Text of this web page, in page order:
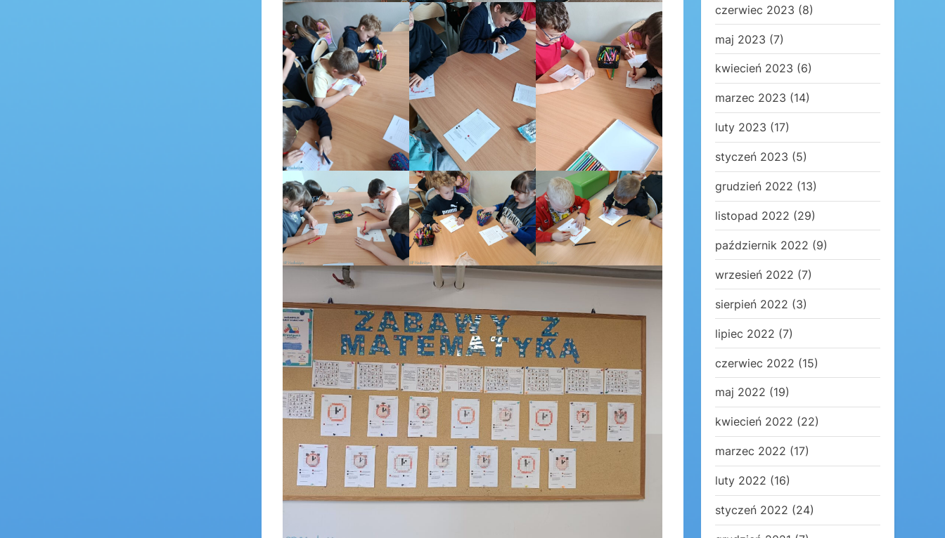
czerwiec 2023 (8)
maj 2023 (7)
kwiecień 2023 (6)
marzec 2023 (14)
luty 2023 (17)
styczeń 2023 (5)
grudzień 2022 (13)
listopad 2022 (29)
październik 2022 (9)
wrzesień 2022 (7)
sierpień 2022 (3)
lipiec 2022 (7)
czerwiec 2022 (15)
maj 2022 (19)
kwiecień 2022 (22)
marzec 2022 (17)
luty 2022 (16)
styczeń 2022 (24)